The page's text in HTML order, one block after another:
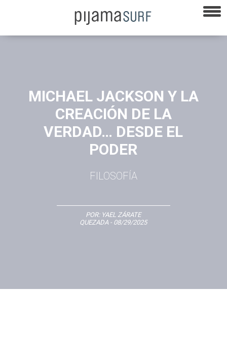
MICHAEL JACKSON Y LA
CREACIÓN DE LA
VERDAD… DESDE EL
PODER
FILOSOFÍA
POR: YAEL ZÁRATE
QUEZADA - 08/29/2025